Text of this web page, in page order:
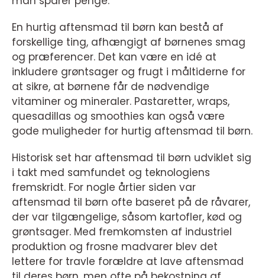
En hurtig aftensmad til børn kan bestå af
forskellige ting, afhængigt af børnenes smag
og præferencer. Det kan være en idé at
inkludere grøntsager og frugt i måltiderne for
at sikre, at børnene får de nødvendige
vitaminer og mineraler. Pastaretter, wraps,
quesadillas og smoothies kan også være
gode muligheder for hurtig aftensmad til børn.
Historisk set har aftensmad til børn udviklet sig
i takt med samfundet og teknologiens
fremskridt. For nogle årtier siden var
aftensmad til børn ofte baseret på de råvarer,
der var tilgængelige, såsom kartofler, kød og
grøntsager. Med fremkomsten af industriel
produktion og frosne madvarer blev det
lettere for travle forældre at lave aftensmad